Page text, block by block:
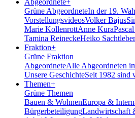
Abgeordnete+
Grüne AbgeordneteIn der 19.
VorstellungsvideosVolker Bajus
Marie KollenrottAnne Kura
Tamina ReineckeHeiko
Fraktion+
Grüne Fraktion
AbgeordneteAlle Abgeordneten
Unsere GeschichteSeit 1982 sind
Themen+
Grüne Themen
Bauen & WohnenEuropa &
BürgerbeteiligungLandwirtschaft